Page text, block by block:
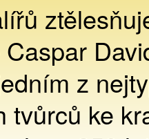
z
tvůrců ke